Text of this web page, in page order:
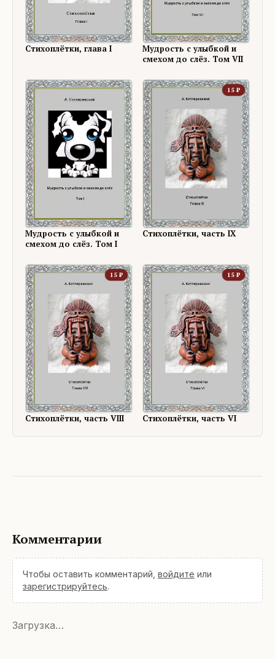
Стихоплётки, глава I
Мудрость с улыбкой и
смехом до слёз. Том VII
Мудрость с улыбкой и
смехом до слёз. Том I
15 ₽
Стихоплётки, часть IX
15 ₽
Стихоплётки, часть VIII
15 ₽
Стихоплётки, часть VI
Комментарии
Чтобы оставить комментарий, войдите или
зарегистрируйтесь.
Загрузка…